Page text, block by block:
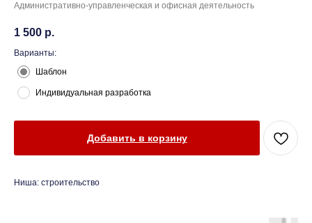
Административно-управленческая и офисная деятельность
1 500 р.
Варианты:
Шаблон
Индивидуальная разработка
Добавить в корзину
Ниша: строительство